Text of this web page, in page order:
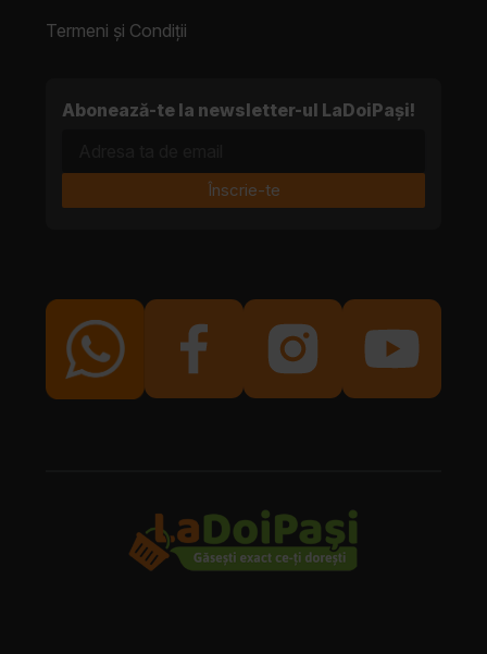
Termeni și Condiții
Abonează-te la newsletter-ul LaDoiPași!
Înscrie-te